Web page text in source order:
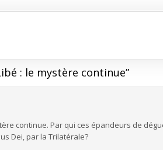
: le mystère continue”
continue. Par qui ces épandeurs de
Dei, par la Trilatérale?